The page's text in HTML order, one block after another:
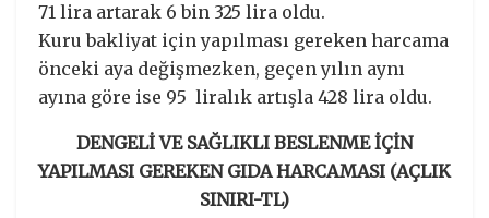
71 lira artarak 6 bin 325 lira oldu.
Kuru bakliyat için yapılması gereken harcama
önceki aya değişmezken, geçen yılın aynı
ayına göre ise 95 liralık artışla 428 lira oldu.
DENGELİ VE SAĞLIKLI BESLENME İÇİN
YAPILMASI GEREKEN GIDA HARCAMASI (AÇLIK
SINIRI-TL)